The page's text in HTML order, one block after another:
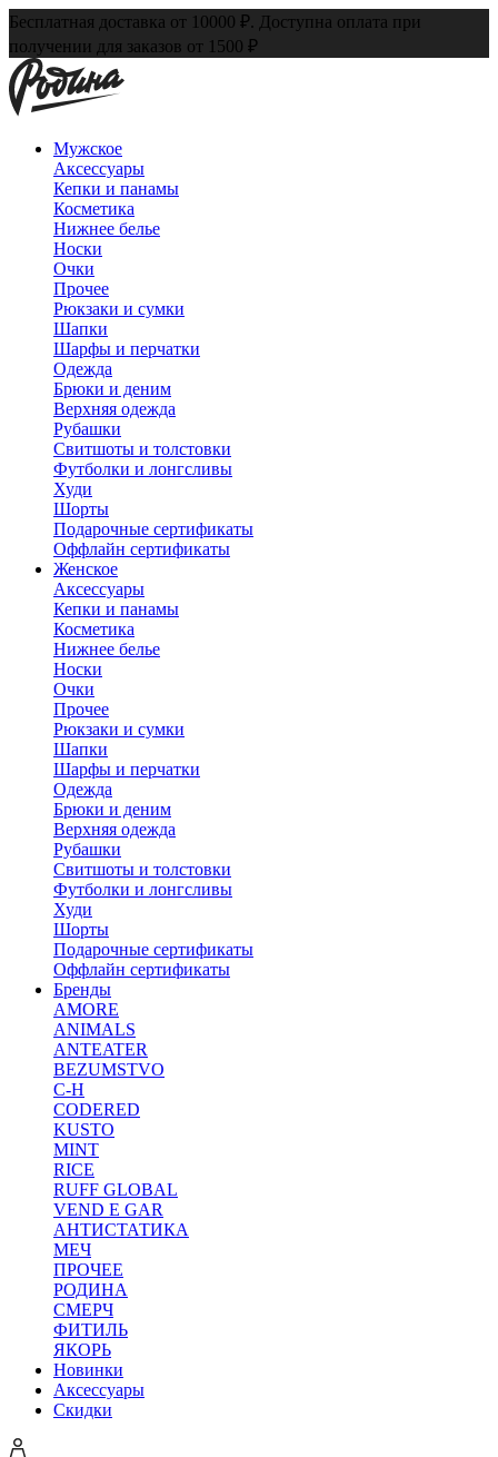
Бесплатная доставка от 10000 ₽. Доступна оплата при
получении для заказов от 1500 ₽
Мужское
Аксессуары
Кепки и панамы
Косметика
Нижнее белье
Носки
Очки
Прочее
Рюкзаки и сумки
Шапки
Шарфы и перчатки
Одежда
Брюки и деним
Верхняя одежда
Рубашки
Свитшоты и толстовки
Футболки и лонгсливы
Худи
Шорты
Подарочные сертификаты
Оффлайн сертификаты
Женское
Аксессуары
Кепки и панамы
Косметика
Нижнее белье
Носки
Очки
Прочее
Рюкзаки и сумки
Шапки
Шарфы и перчатки
Одежда
Брюки и деним
Верхняя одежда
Рубашки
Свитшоты и толстовки
Футболки и лонгсливы
Худи
Шорты
Подарочные сертификаты
Оффлайн сертификаты
Бренды
AMORE
ANIMALS
ANTEATER
BEZUMSTVO
C-H
CODERED
KUSTO
MINT
RICE
RUFF GLOBAL
VEND E GAR
АНТИСТАТИКА
МЕЧ
ПРОЧЕЕ
РОДИНА
СМЕРЧ
ФИТИЛЬ
ЯКОРЬ
Новинки
Аксессуары
Скидки